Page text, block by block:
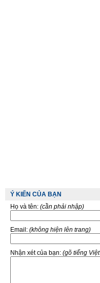
Ý KIẾN CỦA BẠN
Họ và tên: (cần phải nhập)
Email: (không hiện lên trang)
Nhận xét của bạn: (gõ tiếng